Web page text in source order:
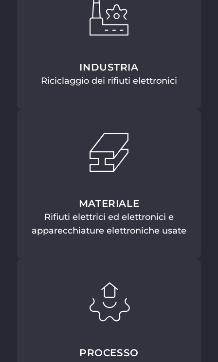
INDUSTRIA
Riciclaggio dei rifiuti elettronici
MATERIALE
Rifiuti elettrici ed elettronici e
apparecchiature elettroniche usate
PROCESSO